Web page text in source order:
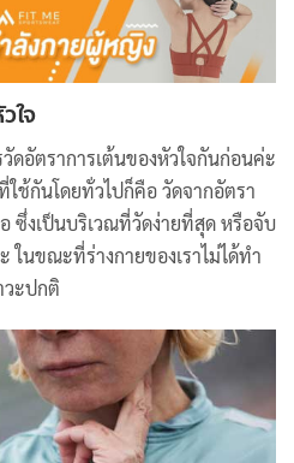
ใจ
ดอัตราการเต้นของหัวใจกันก่อนค่ะ
ใช้กันโดยทั่วไปก็คือ วัดจากอัตรา
ซึ่งเป็นบริเวณที่วัดง่ายที่สุด หรือจับ
นขณะที่ร่างกายของเราไม่ได้ทำ
วะปกติ